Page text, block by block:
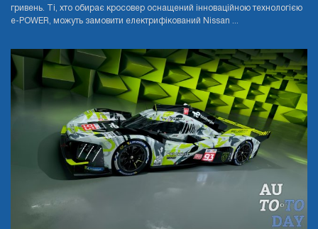
гривень. Ті, хто обирає кросовер оснащений інноваційною технологією
e-POWER, можуть замовити електрифікований Nissan ...